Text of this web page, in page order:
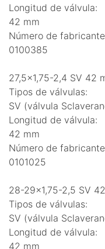
Longitud de válvula:
42 mm
Número de
0100385
27,5x1,75-2,4 SV 42
Tipos de válvulas:
SV (válvula
Longitud de válvula:
42 mm
Número de
0101025
28-29x1,75-2,5 SV
Tipos de válvulas:
SV (válvula
Longitud de válvula:
42 mm